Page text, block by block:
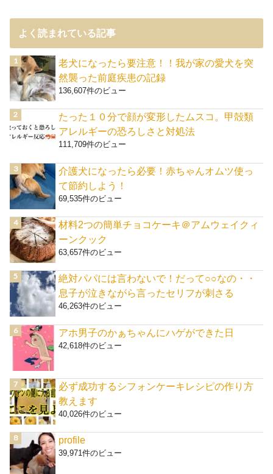
よく読まれている記事
老犬になったら要注意！！我が家の愛犬を突
然襲った前庭疾患の記録
136,607件のビュー
たった１０分で顔が変形したムスコ。甲殻類
アレルギーの恐ろしさと対処法
111,709件のビュー
介護犬になったら必要！赤ちゃんオムツ使っ
て節約しよう！
69,535件のビュー
材料2つの簡単チョコケーキ＠アムウェイクィ
ーンクック
63,657件のビュー
絶対パパには言わないで！だって○○なの・・
息子が泣きながら言ったセリフが刺さる
46,263件のビュー
アホ男子のかぁちゃんにハゲができた日
42,618件のビュー
必ず成功するシフォンケーキレシピの作り方
教えます
40,026件のビュー
profile
39,971件のビュー